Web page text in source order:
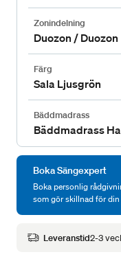
Zonindelning
Duozon / Duozon
Färg
Sala Ljusgrön
Bäddmadrass
Bäddmadrass
Boka Sängexpert
Boka personlig
som gör skillnad för din
Leveranstid2-3